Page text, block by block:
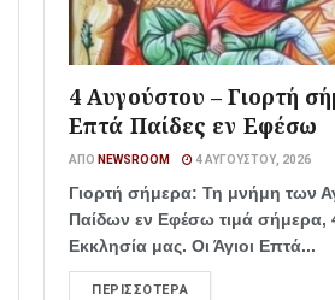
4 Αυγούστου – Γιορτή
Επτά Παίδες εν Εφέσω
ΑΠΌ NEWSROOM 4 ΑΥΓΟΎΣΤΟΥ, 2026
Γιορτή σήμερα: Τη μνήμη των
Παίδων εν Εφέσω τιμά σήμερα,
Εκκλησία μας. Οι Άγιοι Επτά...
ΠΕΡΙΣΣΌΤΕΡΑ